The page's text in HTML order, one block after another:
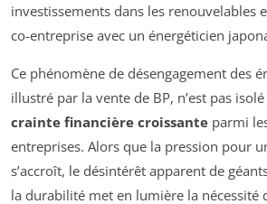
investissements dans les renouvelables
co-entreprise avec un énergéticien
Ce phénomène de désengagement des
illustré par la vente de BP, n’est pas
crainte financière croissante parmi
entreprises. Alors que la pression pour
s’accroît, le désintérêt apparent de
la durabilité met en lumière la nécessité